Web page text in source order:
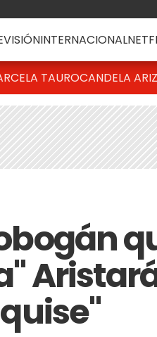
INTERNACIONAL
TAUROCANDELA